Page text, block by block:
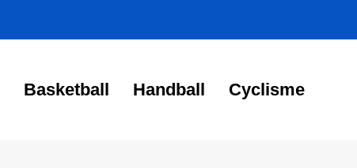
Basketball Handball Cyclisme